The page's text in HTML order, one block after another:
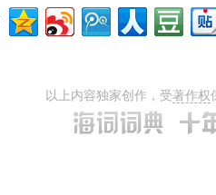
以上内容独家创作，受著作权